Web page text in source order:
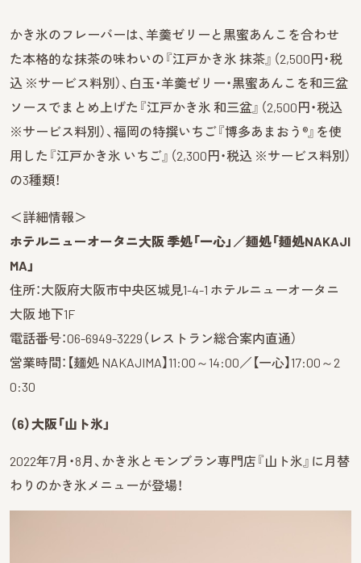
かき氷のフレーバーは、羊羹ゼリーと黒蜜あんこを合わせ
た本格的な抹茶の味わいの『江戸かき氷 抹茶』（2,500円・税
込 ※サービス料別）、白玉・羊羹ゼリー・黒蜜あんこを和三盆
ソースでまとめ上げた『江戸かき氷 和三盆』（2,500円・税込
※サービス料別）、福岡の特撰いちご『博多あまおう®』を使
用した『江戸かき氷 いちご』（2,300円・税込 ※サービス料別）
の3種類！
＜詳細情報＞
ホテルニューオータニ大阪 季処「一心」／麺処「麺処NAKAJI
MA」
住所：大阪府大阪市中央区城見1-4-1 ホテルニューオータニ
大阪 地下1F
電話番号：06-6949-3229（レストラン総合案内直通）
営業時間：【麺処 NAKAJIMA】11:00～14:00／【一心】17:00～2
0:30
（6）大阪「山ト氷」
2022年7月・8月、かき氷とモンブラン専門店『山ト氷』に月替
わりのかき氷メニューが登場！